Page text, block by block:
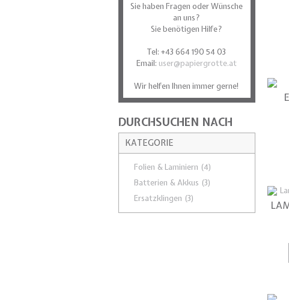
Sie haben Fragen oder Wünsche
an uns?
Sie benötigen Hilfe?
Tel: +43 664 190 54 03
Email: user@papiergrotte.at
Wir helfen Ihnen immer gerne!
DURCHSUCHEN NACH
KATEGORIE
Folien & Laminiern (4)
Batterien & Akkus (3)
Ersatzklingen (3)